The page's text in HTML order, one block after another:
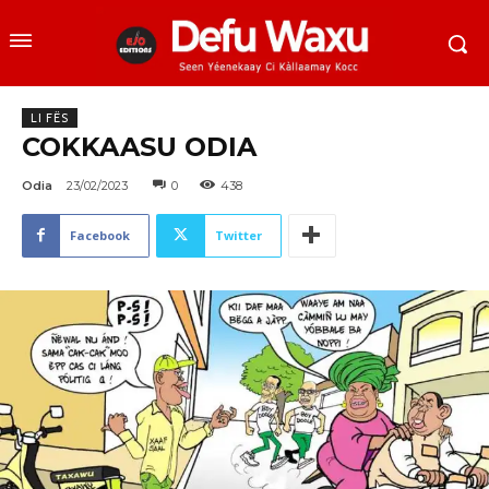
LI FËS
COKKAASU ODIA
Odia 23/02/2023 0 438
Facebook Twitter